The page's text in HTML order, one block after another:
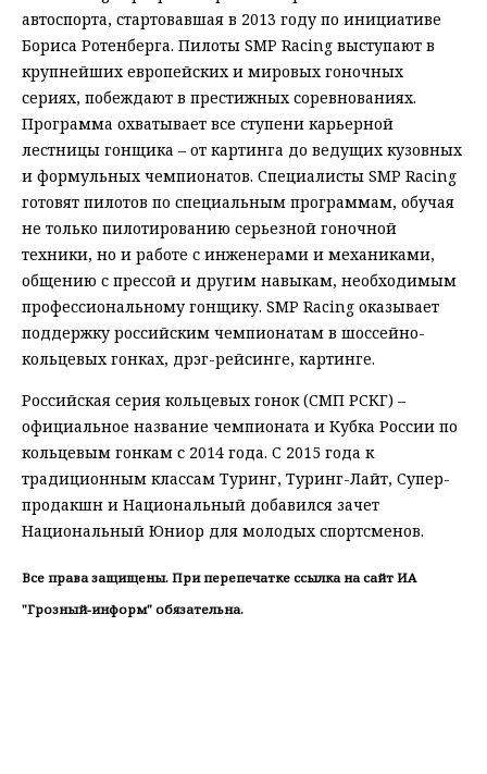
автоспорта, стартовавшая в 2013 году по инициативе
Бориса Ротенберга. Пилоты SMP Racing выступают в
крупнейших европейских и мировых гоночных
сериях, побеждают в престижных соревнованиях.
Программа охватывает все ступени карьерной
лестницы гонщика – от картинга до ведущих кузовных
и формульных чемпионатов. Специалисты SMP Racing
готовят пилотов по специальным программам, обучая
не только пилотированию серьезной гоночной
техники, но и работе с инженерами и механиками,
общению с прессой и другим навыкам, необходимым
профессиональному гонщику. SMP Racing оказывает
поддержку российским чемпионатам в шоссейно-
кольцевых гонках, дрэг-рейсинге, картинге.
Российская серия кольцевых гонок (СМП РСКГ) –
официальное название чемпионата и Кубка России по
кольцевым гонкам с 2014 года. С 2015 года к
традиционным классам Туринг, Туринг-Лайт, Супер-
продакшн и Национальный добавился зачет
Национальный Юниор для молодых спортсменов.
Все права защищены. При перепечатке ссылка на сайт ИА
"Грозный-информ" обязательна.